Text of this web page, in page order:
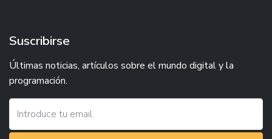
Suscribirse
Últimas noticias, artículos sobre el mundo digital y la
programación.